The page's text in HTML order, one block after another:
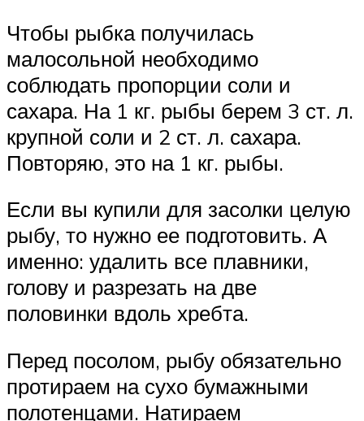
Чтобы рыбка получилась
малосольной необходимо
соблюдать пропорции соли и
сахара. На 1 кг. рыбы берем 3 ст. л.
крупной соли и 2 ст. л. сахара.
Повторяю, это на 1 кг. рыбы.
Если вы купили для засолки целую
рыбу, то нужно ее подготовить. А
именно: удалить все плавники,
голову и разрезать на две
половинки вдоль хребта.
Перед посолом, рыбу обязательно
протираем на сухо бумажными
полотенцами. Натираем